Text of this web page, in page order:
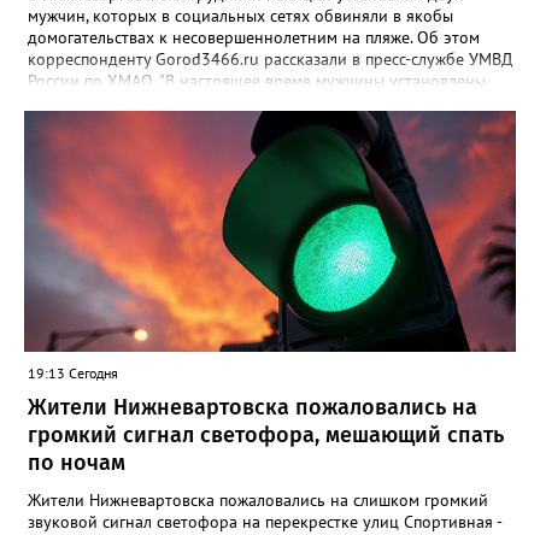
мужчин, которых в социальных сетях обвиняли в якобы
домогательствах к несовершеннолетним на пляже. Об этом
корреспонденту Gorod3466.ru рассказали в пресс-службе УМВД
России по ХМАО. "В настоящее время мужчины установлены.
правонарушения пока не подтверждается", - заявили в пресс-
службе ведомства. Ранее Gorod3466.ru сообщал, что жители
Нижневартовска рассказывали в соцсетях, что на озере
Молодежное заметили двух пьяных мужчин, которые
домогались до несовершеннолетних девочек.
19:13 Сегодня
Жители Нижневартовска пожаловались на
громкий сигнал светофора, мешающий спать
по ночам
Жители Нижневартовска пожаловались на слишком громкий
звуковой сигнал светофора на перекрестке улиц Спортивная -